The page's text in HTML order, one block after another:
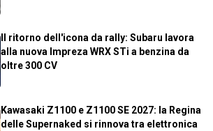
Il ritorno dell'icona da rally: Subaru lavora
alla nuova Impreza WRX STi a benzina da
oltre 300 CV
Kawasaki Z1100 e Z1100 SE 2027: la Regina
delle Supernaked si rinnova tra elettronica